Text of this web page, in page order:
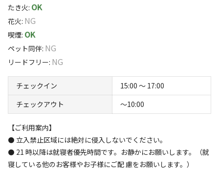
ご家族やご友人と普段できないような話をしたくなる場所。
喧騒から離れ、ゆったりとした時間をお過ごしください。
テント(1泊)
4,400円（税込）2名様含む
3名様以上から1,100円（税込）/1名
※未就学児は無料となります。人数カウントせずにご予約を進め
てください。
※利用料金は、時期によって変動いたします。詳細はカレンダー
にてご確認ください。
【その他料金】
⚫ その他の利用料金【グラウンド利用料・入浴料・薪】などの料
たき火: OK
花火: NG
喫煙: OK
ペット同伴: NG
リードフリー: NG
チェックイン
15:00 〜 17:00
チェックアウト
〜10:00
【ご利用案内】
⚫ 立入禁止区域には絶対に侵入しないでください。
⚫ 21 時以降は就寝者優先時間です。お静かにお願いします。（就
寝している他のお客様やお子様にご配 慮をお願いします。）
コテージ内はエアコン、簡易寝具を2セットご用意してい
ます。
近隣施設に「スパ・タラソ天草」がございます。温泉施設
で日帰り入浴（有料）が利用できます。
高台
標高
33m
雰囲気